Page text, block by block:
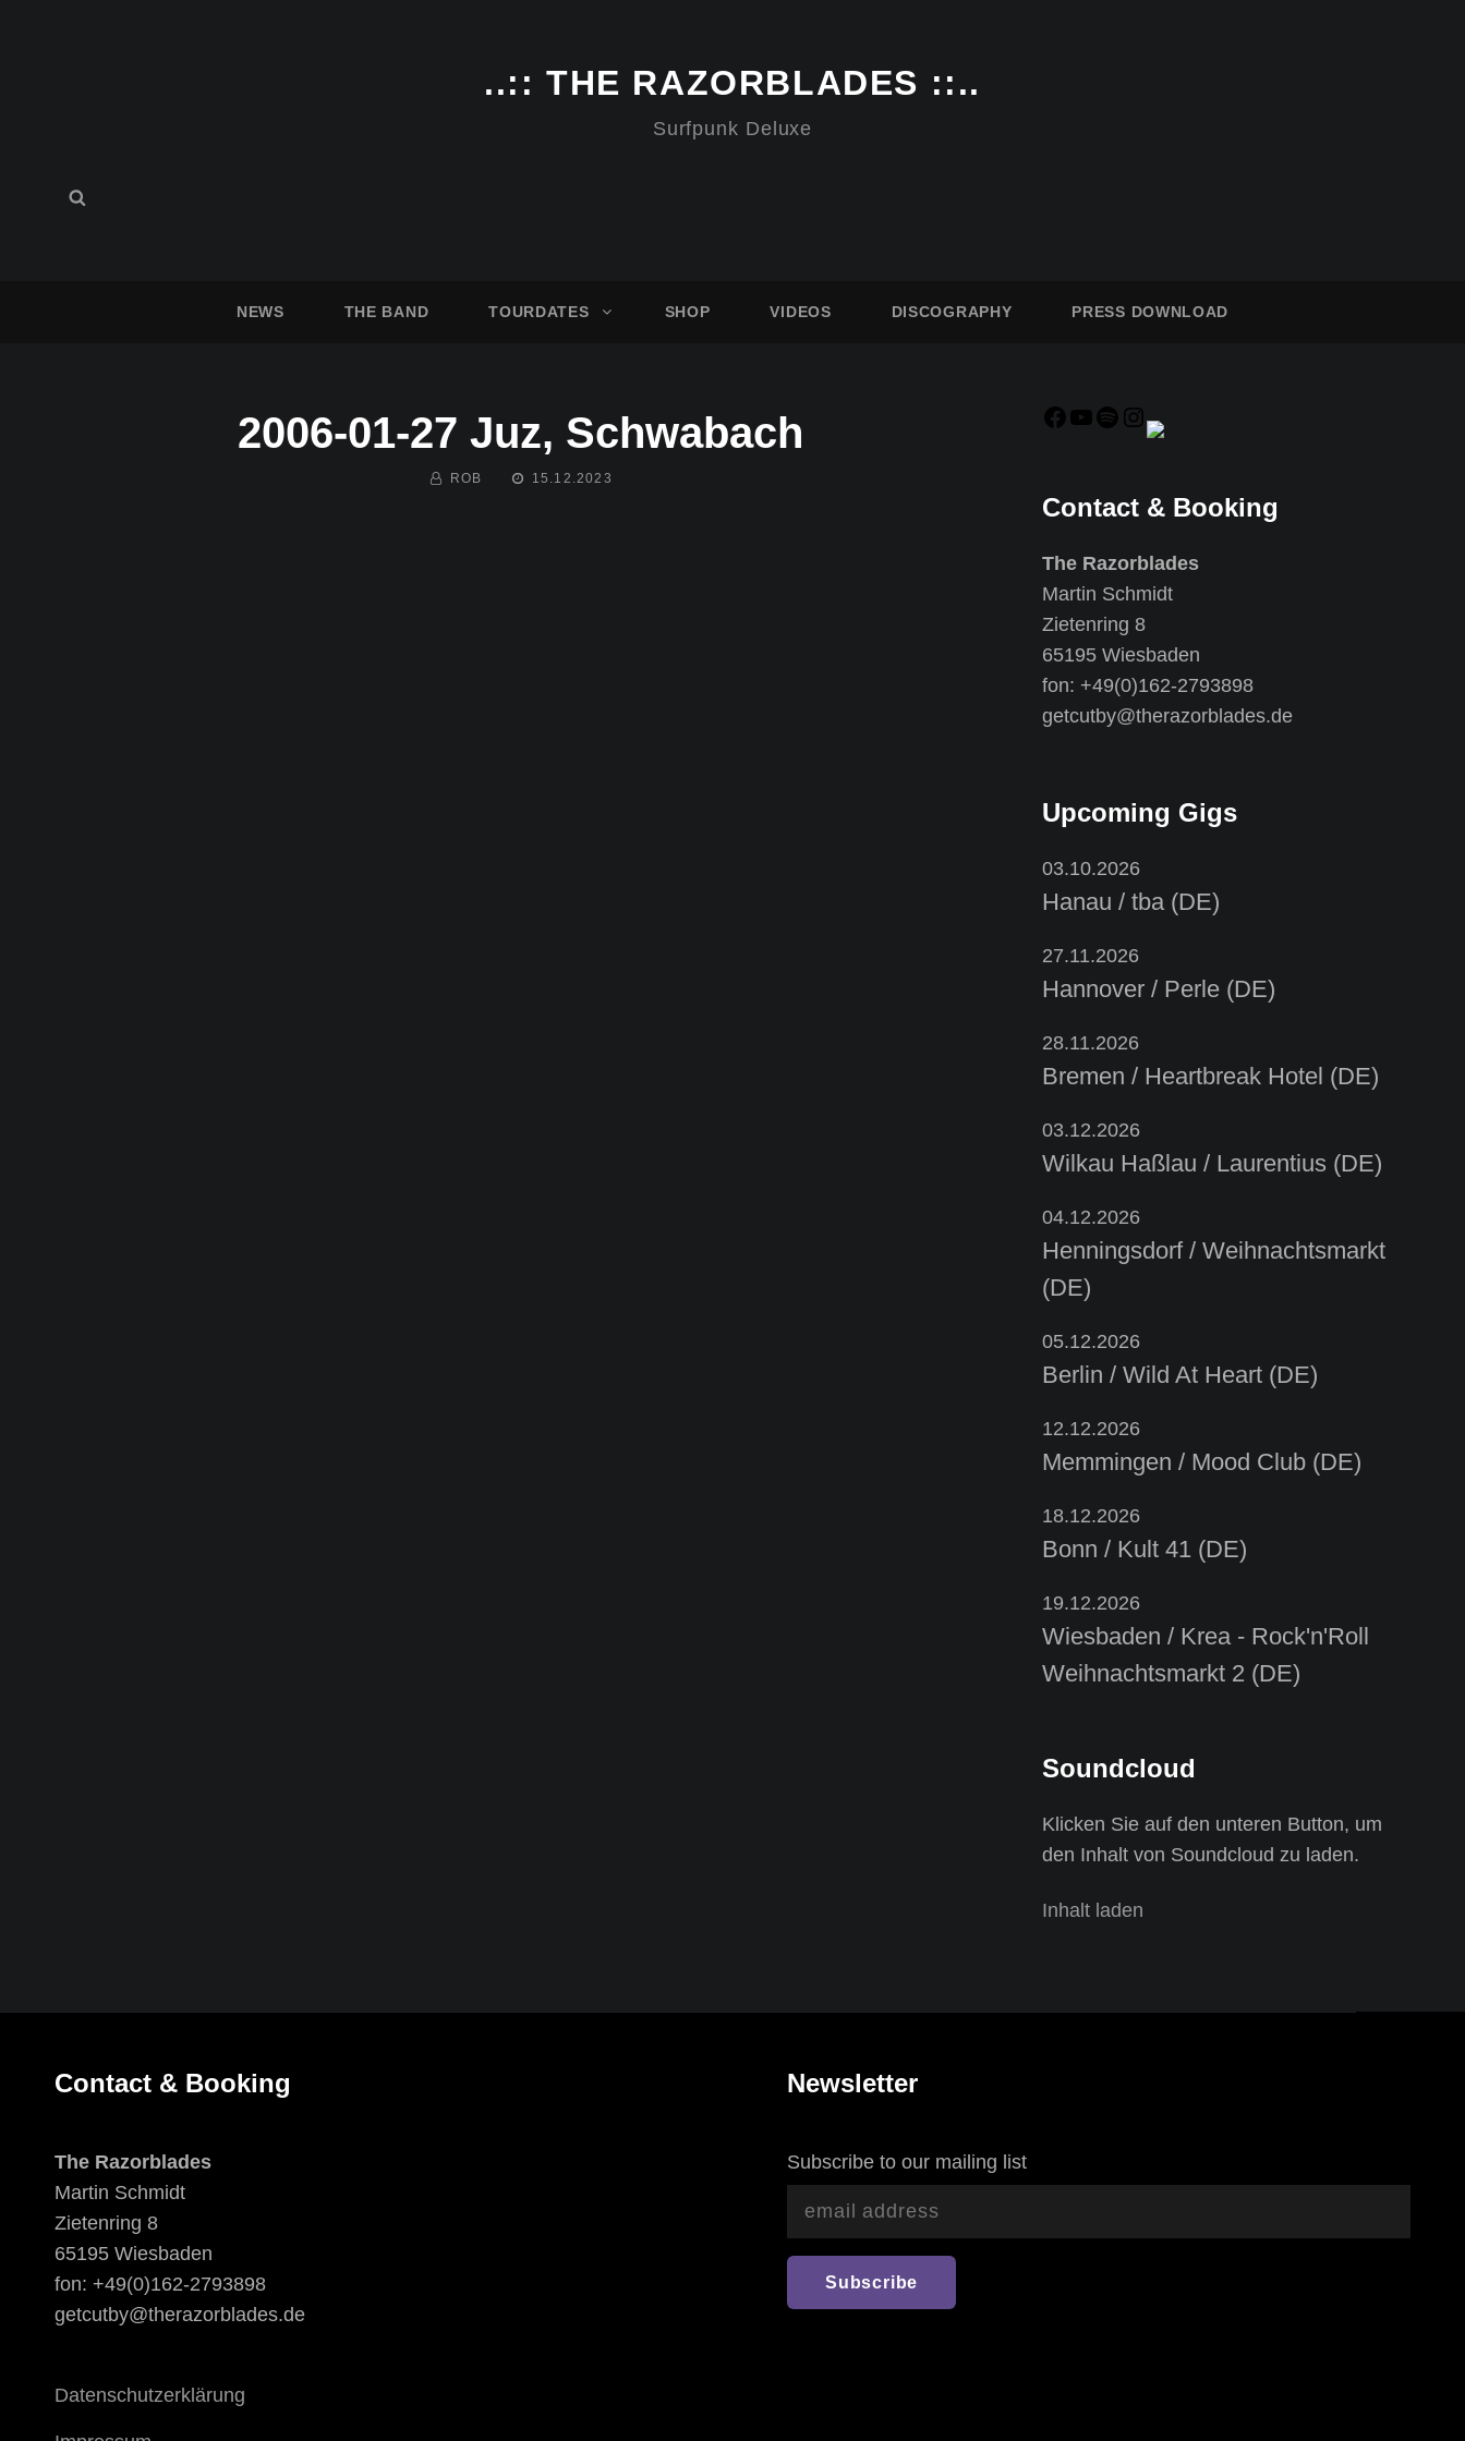
..:: THE RAZORBLADES ::..
Surfpunk Deluxe
Search
NEWS THE BAND TOURDATES SHOP VIDEOS DISCOGRAPHY PRESS DOWNLOAD
2006-01-27 Juz, Schwabach
BY ROB
POSTED
15.12.2023
Facebook
YouTube
SpotifyInstagram
Contact & Booking
The Razorblades
Martin Schmidt
Zietenring 8
65195 Wiesbaden
fon: +49(0)162-2793898
getcutby@therazorblades.de
Upcoming Gigs
03.10.2026
Hanau / tba (DE)
27.11.2026
Hannover / Perle (DE)
28.11.2026
Bremen / Heartbreak Hotel (DE)
03.12.2026
Wilkau Haßlau / Laurentius (DE)
04.12.2026
Henningsdorf / Weihnachtsmarkt
(DE)
05.12.2026
Berlin / Wild At Heart (DE)
12.12.2026
Memmingen / Mood Club (DE)
18.12.2026
Bonn / Kult 41 (DE)
19.12.2026
Wiesbaden / Krea - Rock'n'Roll
Weihnachtsmarkt 2 (DE)
Soundcloud
Klicken Sie auf den unteren Button, um
den Inhalt von Soundcloud zu laden.
Inhalt laden
Contact & Booking
The Razorblades
Martin Schmidt
Zietenring 8
65195 Wiesbaden
fon: +49(0)162-2793898
getcutby@therazorblades.de
Datenschutzerklärung
Newsletter
Subscribe to our mailing list